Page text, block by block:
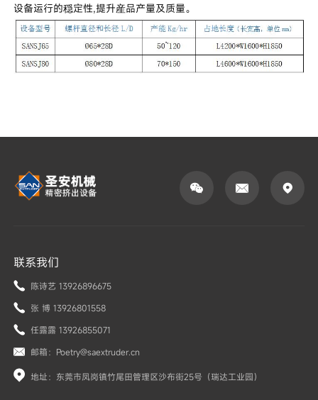
设备运行的穏定性,提升産品产量及质量。
  
联系我们
陈诗艺 13926896675
张 博 13926801558
任露露 13926855071
邮箱：Poetry@saextruder.cn
地址：东莞市凤岗镇竹尾田管理区沙布街25号（瑞达工业园）